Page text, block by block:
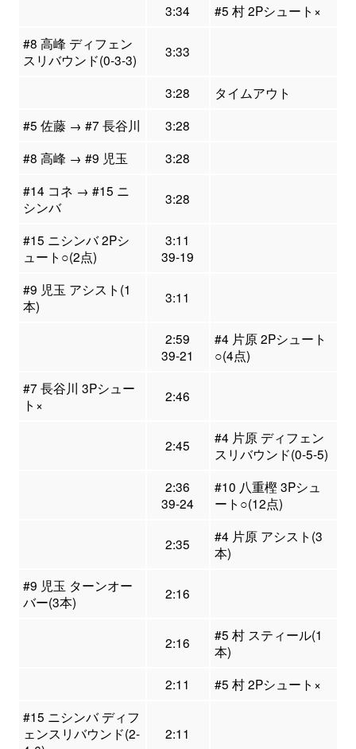
3:34
#5 村 2Pシュート×
#8 高峰 ディフェン
スリバウンド(0-3-3)
3:33
3:28
タイムアウト
#5 佐藤 → #7 長谷川
3:28
#8 高峰 → #9 児玉
3:28
#14 コネ → #15 ニ
シンバ
3:28
#15 ニシンバ 2Pシ
ュート○(2点)
3:11
39-19
#9 児玉 アシスト(1
本)
3:11
2:59
39-21
#4 片原 2Pシュート
○(4点)
#7 長谷川 3Pシュー
ト×
2:46
2:45
#4 片原 ディフェン
スリバウンド(0-5-5)
2:36
39-24
#10 八重樫 3Pシュ
ート○(12点)
2:35
#4 片原 アシスト(3
本)
#9 児玉 ターンオー
バー(3本)
2:16
2:16
#5 村 スティール(1
本)
2:11
#5 村 2Pシュート×
#15 ニシンバ ディフ
ェンスリバウンド(2-
2:11